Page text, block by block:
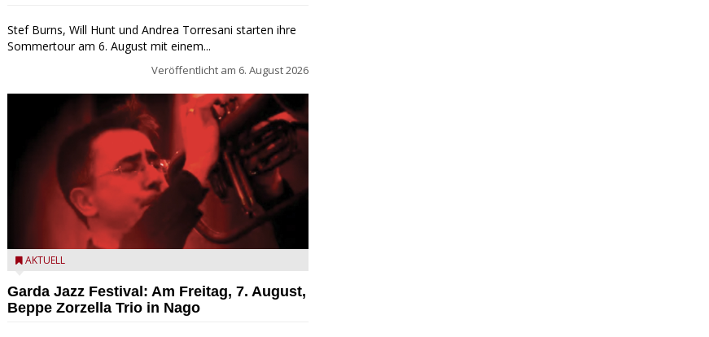
Stef Burns, Will Hunt und Andrea Torresani starten ihre
Sommertour am 6. August mit einem...
Veröffentlicht am 6. August 2026
Beppe Zorzella Trio zu Gast beim Garda Jazz Festival
AKTUELL
Garda Jazz Festival: Am Freitag, 7. August,
Beppe Zorzella Trio in Nago